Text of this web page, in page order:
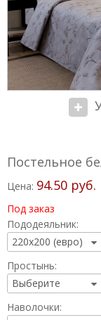
Постельное
Цена: 94.50 руб.
Под заказ
Пододеяльник:
Простынь:
Наволочки: